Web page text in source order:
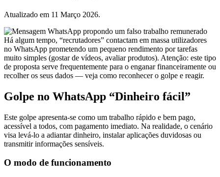
Atualizado em 11 Março 2026.
Há algum tempo, “recrutadores” contactam em massa utilizadores
no WhatsApp prometendo um pequeno rendimento por tarefas
muito simples (gostar de vídeos, avaliar produtos). Atenção: este tipo
de proposta serve frequentemente para o enganar financeiramente ou
recolher os seus dados — veja como reconhecer o golpe e reagir.
Golpe no WhatsApp “Dinheiro fácil”
Este golpe apresenta-se como um trabalho rápido e bem pago,
acessível a todos, com pagamento imediato. Na realidade, o cenário
visa levá-lo a adiantar dinheiro, instalar aplicações duvidosas ou
transmitir informações sensíveis.
O modo de funcionamento